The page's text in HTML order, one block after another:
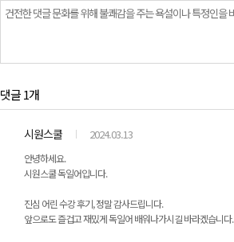
댓글 1개
시원스쿨 2024.03.13
안녕하세요.
시원스쿨 독일어입니다.
진심 어린 수강 후기, 정말 감사드립니다.
앞으로도 즐겁고 재밌게 독일어 배워나가시길 바라겠습니다.